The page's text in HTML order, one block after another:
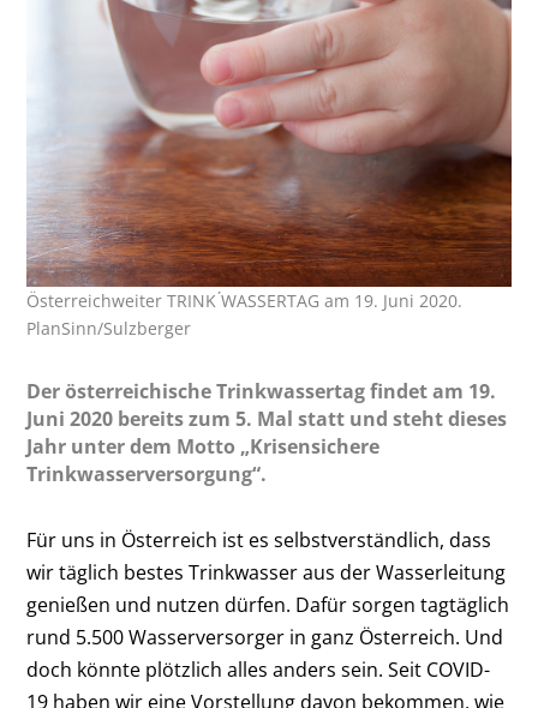
Österreichweiter TRINK ́WASSERTAG am 19. Juni 2020.
PlanSinn/Sulzberger
Der österreichische Trinkwassertag findet am 19.
Juni 2020 bereits zum 5. Mal statt und steht dieses
Jahr unter dem Motto „Krisensichere
Trinkwasserversorgung“.
Für uns in Österreich ist es selbstverständlich, dass
wir täglich bestes Trinkwasser aus der Wasserleitung
genießen und nutzen dürfen. Dafür sorgen tagtäglich
rund 5.500 Wasserversorger in ganz Österreich. Und
doch könnte plötzlich alles anders sein. Seit COVID-
19 haben wir eine Vorstellung davon bekommen, wie